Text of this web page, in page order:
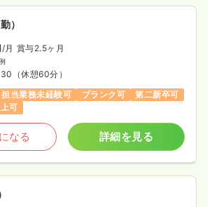
）
/月 賞与2.5ヶ月
（休憩60分）
担当業務未経験可 ブランク可
第二新卒可
可
なる 詳細を見る